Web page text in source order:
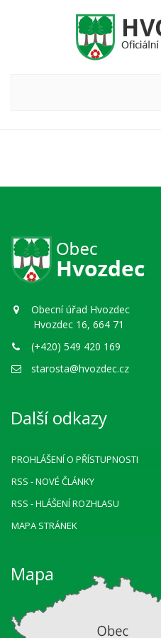
Obecní úřad Hvozdec
Hvozdec 16, 664 71
(+420) 549 420 169
starosta@hvozdec.cz
Další odkazy
PROHLÁŠENÍ O PŘÍSTUPNOSTI
RSS - NOVÉ ČLÁNKY
RSS - HLÁŠENÍ ROZHLASU
MAPA STRÁNEK
Mapa